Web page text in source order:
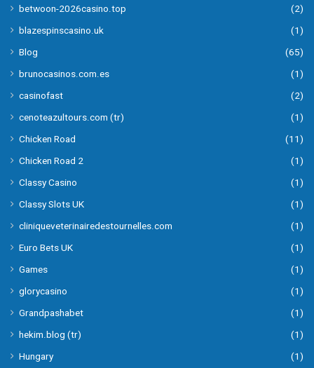
betwoon-2026casino.top
(2)
blazespinscasino.uk
(1)
Blog
(65)
brunocasinos.com.es
(1)
casinofast
(2)
cenoteazultours.com (tr)
(1)
Chicken Road
(11)
Chicken Road 2
(1)
Classy Casino
(1)
Classy Slots UK
(1)
cliniqueveterinairedestournelles.com
(1)
Euro Bets UK
(1)
Games
(1)
glorycasino
(1)
Grandpashabet
(1)
hekim.blog (tr)
(1)
Hungary
(1)